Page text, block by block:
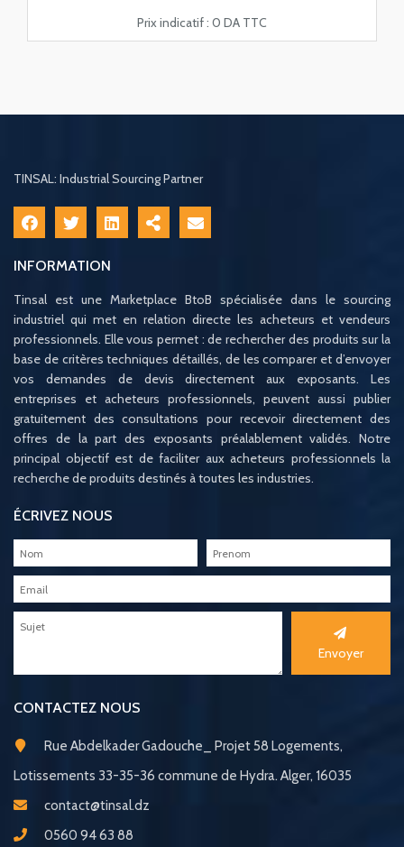
Prix indicatif : 0 DA TTC
TINSAL: Industrial Sourcing Partner
INFORMATION
Tinsal est une Marketplace BtoB spécialisée dans le sourcing
industriel qui met en relation directe les acheteurs et vendeurs
professionnels. Elle vous permet : de rechercher des produits sur la
base de critères techniques détaillés, de les comparer et d’envoyer
vos demandes de devis directement aux exposants. Les
entreprises et acheteurs professionnels, peuvent aussi publier
gratuitement des consultations pour recevoir directement des
offres de la part des exposants préalablement validés. Notre
principal objectif est de faciliter aux acheteurs professionnels la
recherche de produits destinés à toutes les industries.
ÉCRIVEZ NOUS
Envoyer
CONTACTEZ NOUS
Rue Abdelkader Gadouche_ Projet 58 Logements,
Lotissements 33-35-36 commune de Hydra. Alger, 16035
contact@tinsal.dz
0560 94 63 88